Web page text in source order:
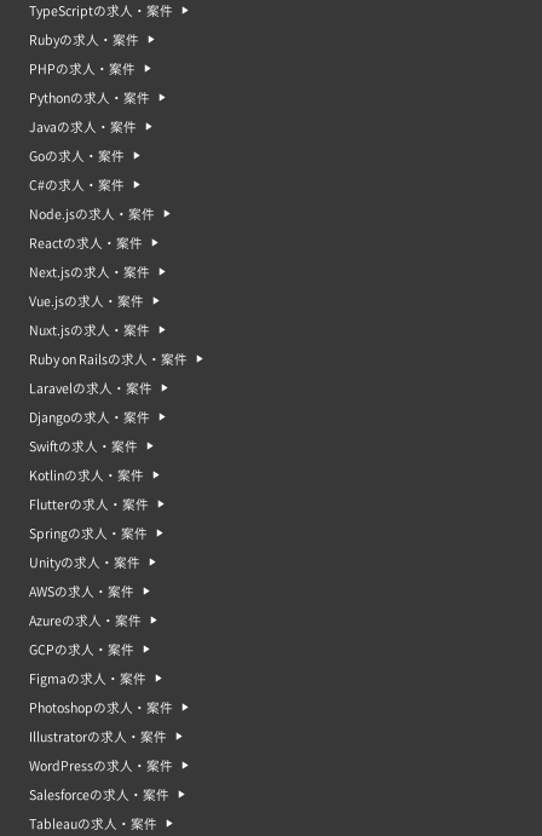
TypeScriptの求人・案件
Rubyの求人・案件
PHPの求人・案件
Pythonの求人・案件
Javaの求人・案件
Goの求人・案件
C#の求人・案件
Node.jsの求人・案件
Reactの求人・案件
Next.jsの求人・案件
Vue.jsの求人・案件
Nuxt.jsの求人・案件
Ruby on Railsの求人・案件
Laravelの求人・案件
Djangoの求人・案件
Swiftの求人・案件
Kotlinの求人・案件
Flutterの求人・案件
Springの求人・案件
Unityの求人・案件
AWSの求人・案件
Azureの求人・案件
GCPの求人・案件
Figmaの求人・案件
Photoshopの求人・案件
Illustratorの求人・案件
WordPressの求人・案件
Salesforceの求人・案件
Tableauの求人・案件